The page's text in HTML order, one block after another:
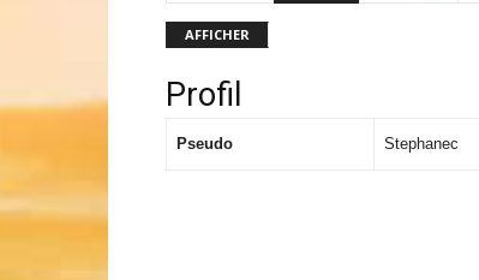
AFFICHER
Profil
Pseudo Stephanec